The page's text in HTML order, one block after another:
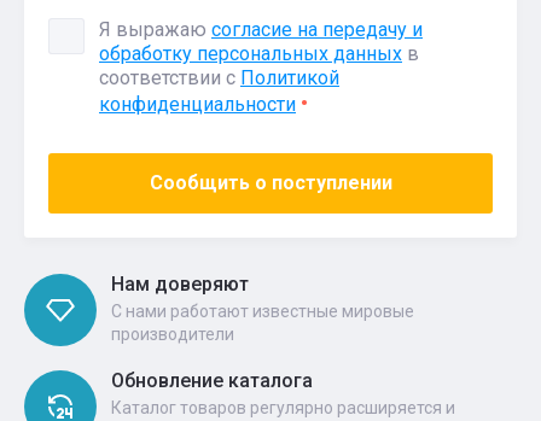
Я выражаю согласие на передачу и
обработку персональных данных в
соответствии с Политикой
конфиденциальности
Сообщить о поступлении
Нам доверяют
С нами работают известные мировые
производители
Обновление каталога
Каталог товаров регулярно расширяется и